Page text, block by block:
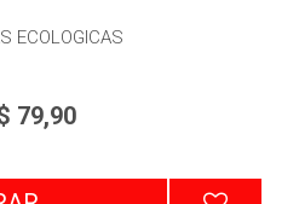
ECOLOGICAS
79,90